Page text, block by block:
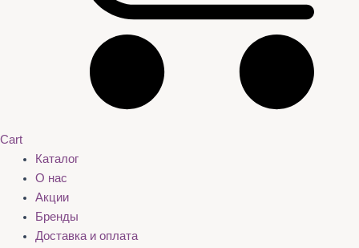
Cart
Каталог
О нас
Акции
Бренды
Доставка и оплата